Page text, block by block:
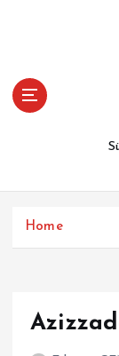
l
Home